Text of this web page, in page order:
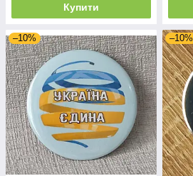
Купити
–10% –10%